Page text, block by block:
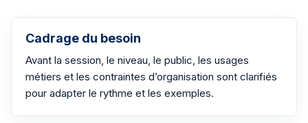
Cadrage du besoin
Avant la session, le niveau, le public, les usages
métiers et les contraintes d’organisation sont clarifiés
pour adapter le rythme et les exemples.